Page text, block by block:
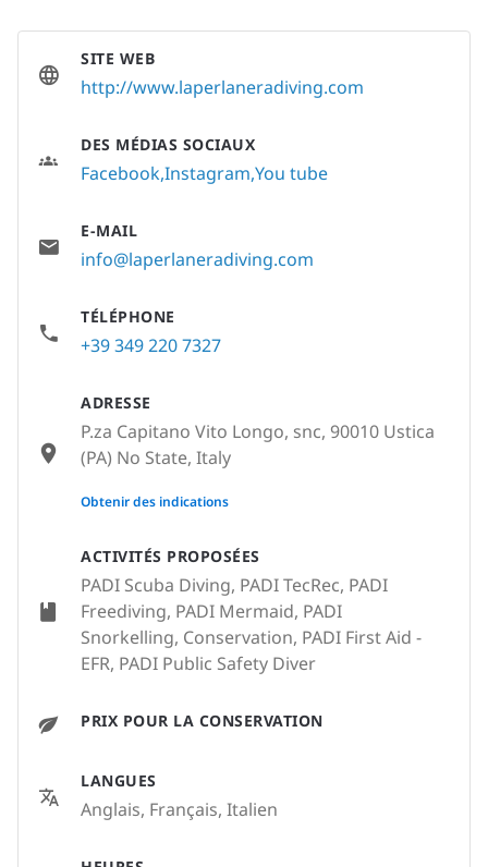
ACTIVITÉS PROPOSÉES
PADI Scuba Diving, PADI TecRec, PADI
Freediving, PADI Mermaid, PADI
Snorkelling, Conservation, PADI First Aid -
EFR, PADI Public Safety Diver
PRIX POUR LA CONSERVATION
LANGUES
Anglais, Français, Italien
SITE WEB
http://www.laperlaneradiving.com
DES MÉDIAS SOCIAUX
FacebookInstagram You tube
E-MAIL
info@laperlaneradiving.com
TÉLÉPHONE
+39 349 220 7327
ADRESSE
P.za Capitano Vito Longo, snc, 90010 Ustica
(PA) No State, Italy
None
Obtenir des indications